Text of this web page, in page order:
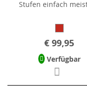
Stufen einfach
€ 99,95
Verfügbar